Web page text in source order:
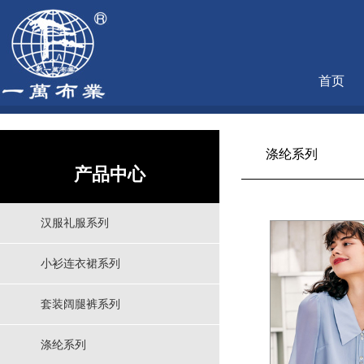
首页
产品中心
汉服礼服系列
小衫连衣裙系列
套装阔腿裤系列
涤纶系列
涤纶系列